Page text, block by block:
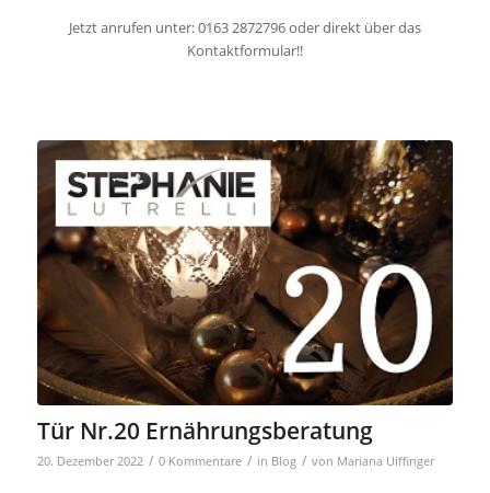
Jetzt anrufen unter: 0163 2872796 oder direkt über das
Kontaktformular!!
Tür Nr.20 Ernährungsberatung
20. Dezember 2022 / 0 Kommentare / in Blog / von Mariana Uiffinger